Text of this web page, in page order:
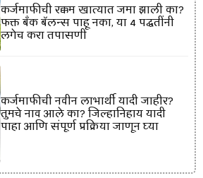
कर्जमाफीची रक्कम खात्यात जमा झाली का?
फक्त बँक बॅलन्स पाहू नका, या 4 पद्धतींनी
लगेच करा तपासणी
कर्जमाफीची नवीन लाभार्थी यादी जाहीर?
तुमचे नाव आले का? जिल्हानिहाय यादी
पाहा आणि संपूर्ण प्रक्रिया जाणून घ्या